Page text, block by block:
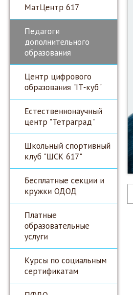
МатЦентр 617
Педагоги
дополнительного
образования
Центр цифрового
образования "IT-куб"
Естественнонаучный
центр "Тетраград"
Школьный спортивный
клуб "ШСК 617"
Бесплатные секции и
кружки ОДОД
Платные
образовательные
услуги
Курсы по социальным
сертификатам